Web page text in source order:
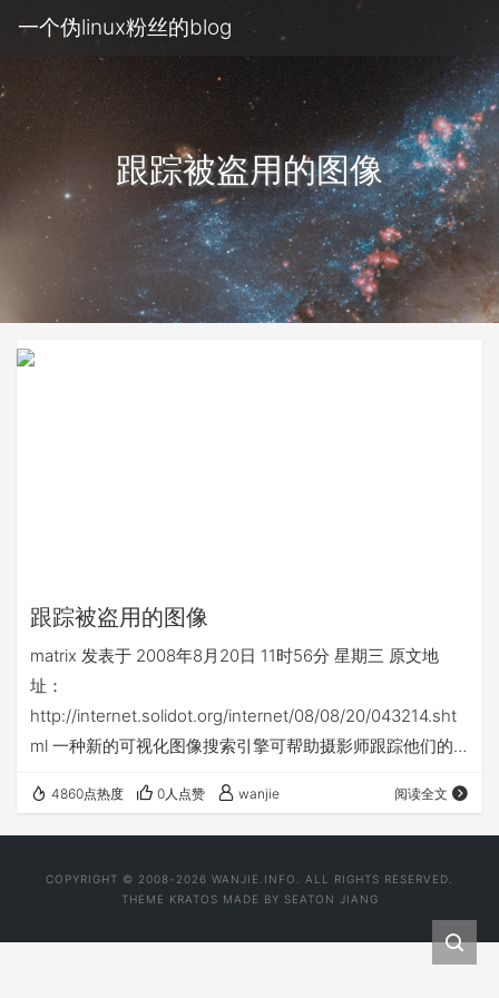
一个伪linux粉丝的blog
跟踪被盗用的图像
跟踪被盗用的图像
matrix 发表于 2008年8月20日 11时56分 星期三 原文地
址：
http://internet.solidot.org/internet/08/08/20/043214.sht
ml 一种新的可视化图像搜索引擎可帮助摄影师跟踪他们的
公司Idee开发，允许用户上传一个图像（或是图像链接）而
不是键入关键词去进行搜索。然后它会逐个像素的搜遍整个
改过。TinEye的CEO称，“我们能告诉人们，他们的一幅
4860点热度 0人点赞 wanjie 阅读全文
COPYRIGHT © 2008-2026 WANJIE.INFO. ALL RIGHTS RESERVED.
THEME KRATOS MADE BY SEATON JIANG